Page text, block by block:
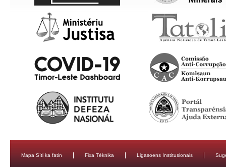
Mapa Síti ka fatin Fixa Téknika Ligasoens Institusionais